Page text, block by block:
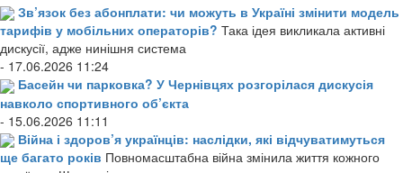
Зв’язок без абонплати: чи можуть в Україні змінити модель
тарифів у мобільних операторів? Така ідея викликала активні
дискусії, адже нинішня система
- 17.06.2026 11:24
Басейн чи парковка? У Чернівцях розгорілася дискусія
навколо спортивного об’єкта
- 15.06.2026 11:11
Війна і здоров’я українців: наслідки, які відчуватимуться
ще багато років Повномасштабна війна змінила життя кожного